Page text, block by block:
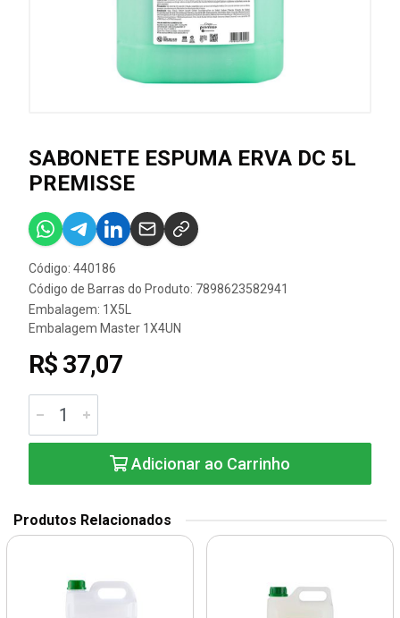
SABONETE ESPUMA ERVA DC 5L
PREMISSE
Código: 440186
Código de Barras do Produto: 7898623582941
Embalagem: 1X5L
Embalagem Master 1X4UN
R$ 37,07
Adicionar ao Carrinho
Produtos Relacionados